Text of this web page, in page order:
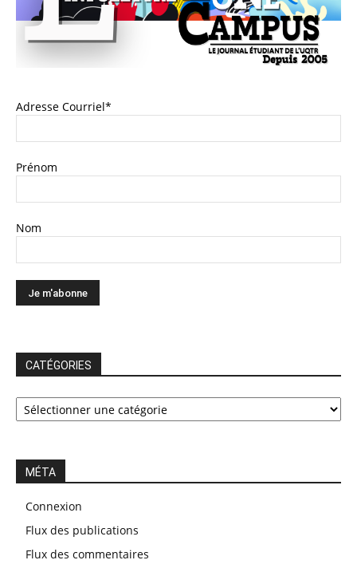
Adresse Courriel*
Prénom
Nom
CATÉGORIES
CATÉGORIES
MÉTA
Connexion
Flux des publications
Flux des commentaires